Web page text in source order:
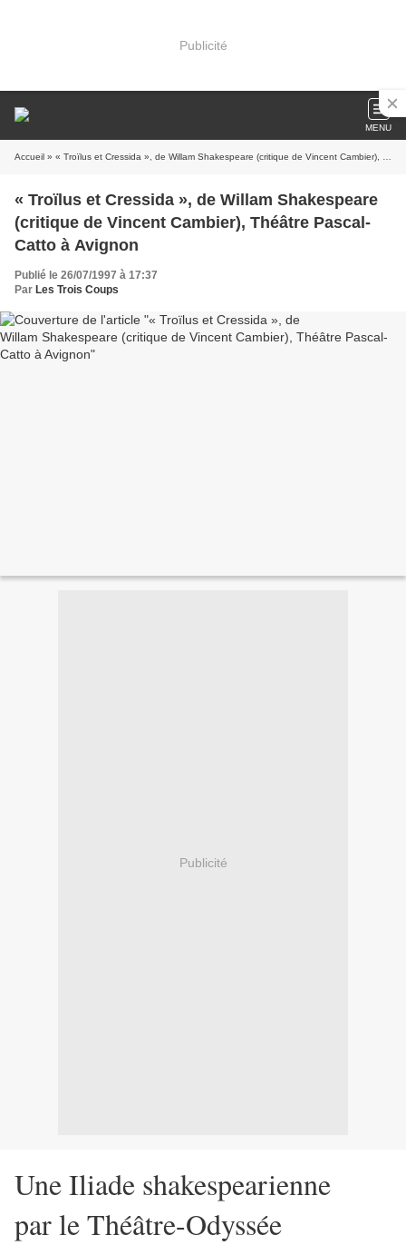
Publicité
MENU
Accueil » « Troïlus et Cressida », de Willam Shakespeare (critique de Vincent Cambier), Théâtre Pascal-Catto à Avignon
« Troïlus et Cressida », de Willam Shakespeare
(critique de Vincent Cambier), Théâtre Pascal-
Catto à Avignon
Publié le 26/07/1997 à 17:37
Par Les Trois Coups
Publicité
Une Iliade shakespearienne
par le Théâtre-Odyssée